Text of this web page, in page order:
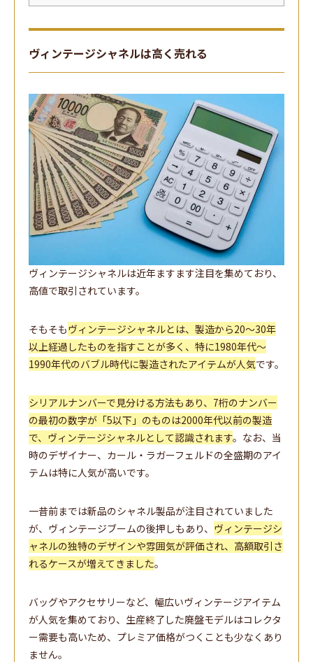
ヴィンテージシャネルは高く売れる
ヴィンテージシャネルは近年ますます注目を集めており、
高値で取引されています。
そもそもヴィンテージシャネルとは、製造から20～30年
以上経過したものを指すことが多く、特に1980年代～
1990年代のバブル時代に製造されたアイテムが人気です。
シリアルナンバーで見分ける方法もあり、7桁のナンバー
の最初の数字が「5以下」のものは2000年代以前の製造
で、ヴィンテージシャネルとして認識されます。なお、当
時のデザイナー、カール・ラガーフェルドの全盛期のアイ
テムは特に人気が高いです。
一昔前までは新品のシャネル製品が注目されていました
が、ヴィンテージブームの後押しもあり、 ヴィンテージシ
ャネルの独特のデザインや雰囲気が評価され、高額取引さ
れるケースが増えてきました。
バッグやアクセサリーなど、幅広いヴィンテージアイテム
が人気を集めており、生産終了した廃盤モデルはコレクタ
ー需要も高いため、プレミア価格がつくことも少なくあり
ません。